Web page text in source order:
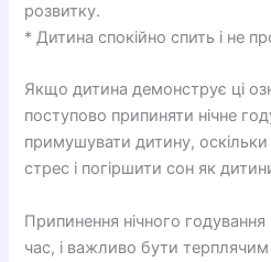
розвитку.
* Дитина спокійно спить і не
Якщо дитина демонструє ці
поступово припиняти нічне
примушувати дитину,
стрес і погіршити сон як
Припинення нічного
час, і важливо бути